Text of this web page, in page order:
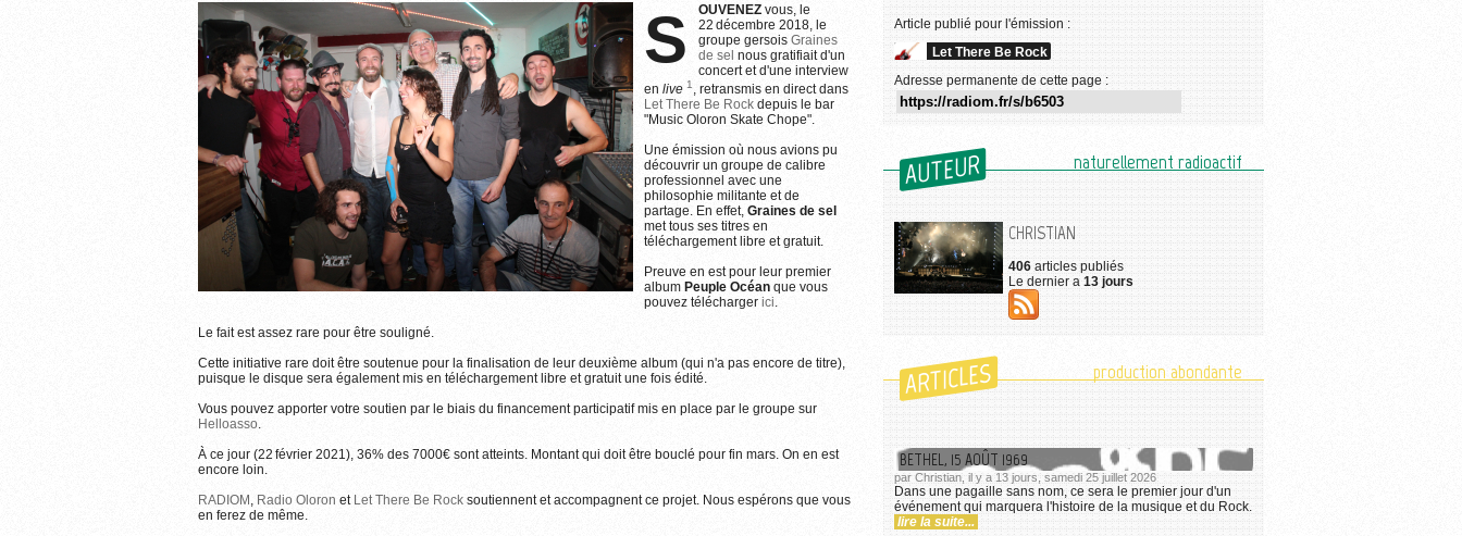
Let There Be Rock
SOUVENEZ vous, le
22 décembre 2018, le
groupe gersois Graines
de sel nous gratifiait d'un
concert et d'une interview
en live 1 , retransmis en direct dans
Let There Be Rock depuis le bar
"Music Oloron Skate Chope".
Une émission où nous avions pu
découvrir un groupe de calibre
professionnel avec une
philosophie militante et de
partage. En effet, Graines de sel
met tous ses titres en
téléchargement libre et gratuit.
Preuve en est pour leur premier
album Peuple Océan que vous
pouvez télécharger ici.
Le fait est assez rare pour être souligné.
Cette initiative rare doit être soutenue pour la finalisation de leur deuxième album (qui n'a pas encore de titre),
puisque le disque sera également mis en téléchargement libre et gratuit une fois édité.
Vous pouvez apporter votre soutien par le biais du financement participatif mis en place par le groupe sur
Helloasso.
À ce jour (22 février 2021), 36% des 7000€ sont atteints. Montant qui doit être bouclé pour fin mars. On en est
encore loin.
RADIOM , Radio Oloron et Let There Be Rock soutiennent et accompagnent ce projet. Nous espérons que vous
en ferez de même.
Article publié pour l'émission :
Let There Be Rock
Adresse permanente de cette page :
AUTEUR naturellement radioactif
CHRISTIAN
406 articles publiés
Le dernier a 13 jours
ARTICLES production abondante
BETHEL, 15 AOÛT 1969
par Christian, il y a 13 jours, samedi 25 juillet 2026
Dans une pagaille sans nom, ce sera le premier jour d'un
événement qui marquera l'histoire de la musique et du Rock.
lire la suite...